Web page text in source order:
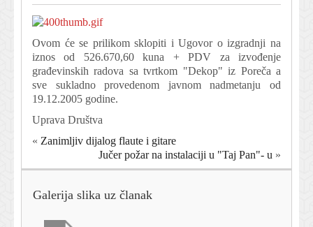
Ovom će se prilikom sklopiti i Ugovor o izgradnji na
iznos od 526.670,60 kuna + PDV za izvođenje
građevinskih radova sa tvrtkom "Dekop" iz Poreča a
sve sukladno provedenom javnom nadmetanju od
19.12.2005 godine.
Uprava Društva
« Zanimljiv dijalog flaute i gitare
Jučer požar na instalaciji u "Taj Pan"- u »
Galerija slika uz članak